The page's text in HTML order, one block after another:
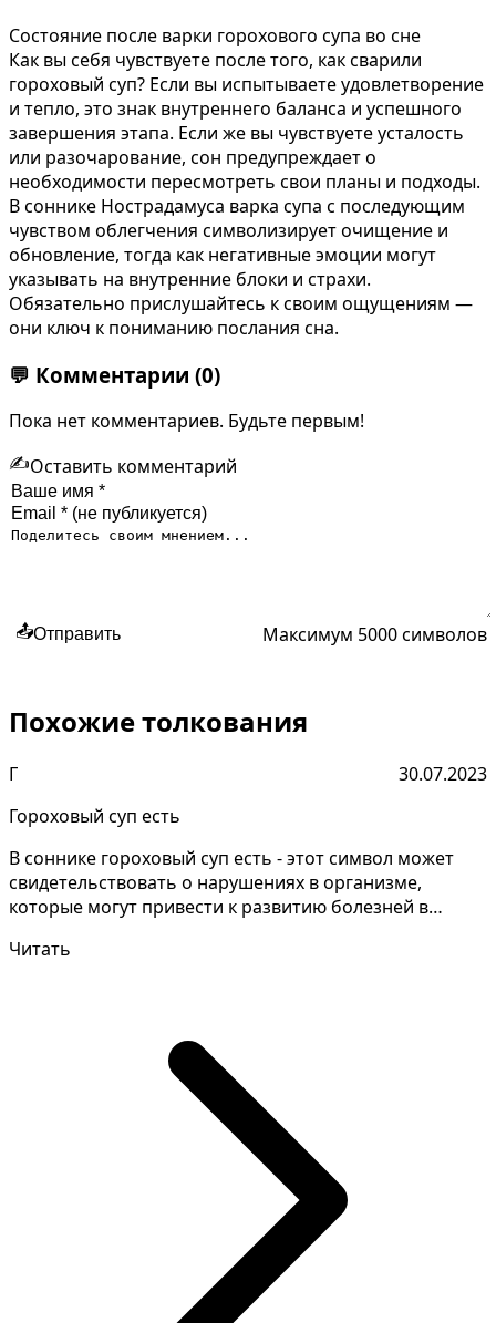
Состояние после варки горохового супа во сне
Как вы себя чувствуете после того, как сварили
гороховый суп? Если вы испытываете удовлетворение
и тепло, это знак внутреннего баланса и успешного
завершения этапа. Если же вы чувствуете усталость
или разочарование, сон предупреждает о
необходимости пересмотреть свои планы и подходы.
В соннике Нострадамуса варка супа с последующим
чувством облегчения символизирует очищение и
обновление, тогда как негативные эмоции могут
указывать на внутренние блоки и страхи.
Обязательно прислушайтесь к своим ощущениям —
они ключ к пониманию послания сна.
💬 Комментарии (0)
Пока нет комментариев. Будьте первым!
✍️Оставить комментарий
📤Отправить Максимум 5000 символов
Похожие толкования
Г
30.07.2023
Гороховый суп есть
В соннике гороховый суп есть - этот символ может
свидетельствовать о нарушениях в организме,
которые могут привести к развитию болезней в
Читать